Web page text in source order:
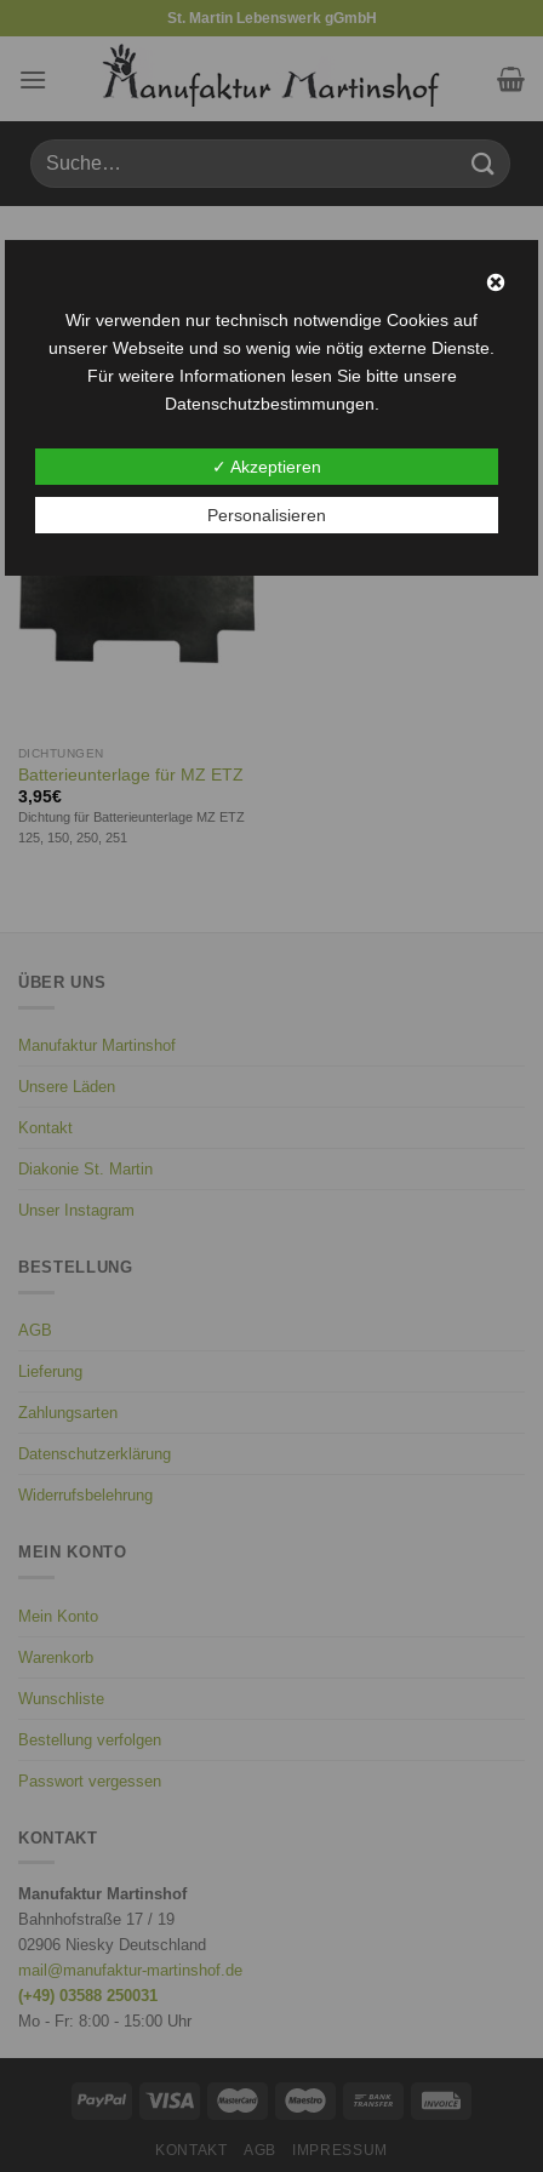
springen
St. Martin Lebenswerk gGmbH
Suche
nach:
Wunschliste
DICHTUNGEN
Batterieunterlage für MZ ETZ
3,95€
Dichtung für Batterieunterlage MZ ETZ
125, 150, 250, 251
ÜBER UNS
Manufaktur Martinshof
Unsere Läden
Kontakt
Diakonie St. Martin
Unser Instagram
BESTELLUNG
AGB
Lieferung
Zahlungsarten
Datenschutzerklärung
Widerrufsbelehrung
MEIN KONTO
Mein Konto
Warenkorb
Wunschliste
Bestellung verfolgen
Passwort vergessen
KONTAKT
Manufaktur Martinshof
Bahnhofstraße 17 / 19
02906 Niesky Deutschland
mail@manufaktur-martinshof.de
(+49) 03588 250031
Mo - Fr: 8:00 - 15:00 Uhr
KONTAKT AGB IMPRESSUM
Wir verwenden nur technisch notwendige Cookies auf
unserer Webseite und so wenig wie nötig externe Dienste.
Für weitere Informationen lesen Sie bitte unsere
Datenschutzbestimmungen.
✓ Akzeptieren
Personalisieren